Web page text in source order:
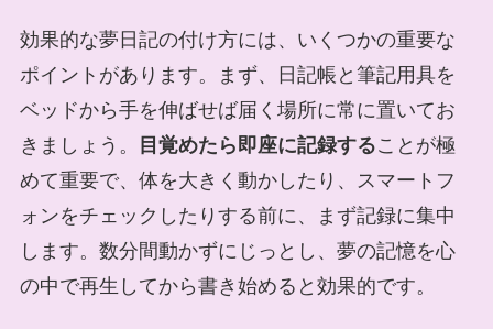
効果的な夢日記の付け方には、いくつかの重要な
ポイントがあります。まず、日記帳と筆記用具を
ベッドから手を伸ばせば届く場所に常に置いてお
きましょう。
目覚めたら即座に記録することが極
めて重要で、体を大きく動かしたり、スマートフ
ォンをチェックしたりする前に、まず記録に集中
します。数分間動かずにじっとし、夢の記憶を心
の中で再生してから書き始めると効果的です。